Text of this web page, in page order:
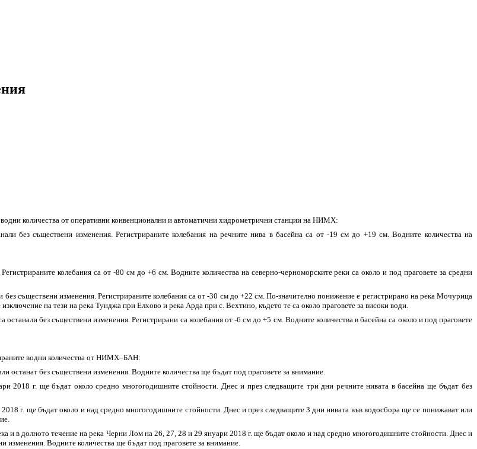
количества от оперативни конвенционални и автоматични хидрометрични станции на НИМХ:
без съществени изменения. Регистрираните колебания на речните нива в басейна са от -19 см до +19 см. Водните количества на
колебания са от -80 см до +6 см. Водните количества на северно-черноморските реки са около и под праговете за средни
съществени изменения. Регистрираните колебания са от -30 см до +22 см. По-значително понижение е регистрирано на река Мочурица
на тези на река Тунджа при Елхово и река Арда при с. Вехтино, където те са около праговете за високи води.
без съществени изменения. Регистрирани са колебания от -6 см до +5 см. Водните количества в басейна са около и под праговете
водни количества от НИМХ–БАН:
останат без съществени изменения. Водните количества ще бъдат под праговете за внимание.
2018 г. ще бъдат около средно многогодишните стойности. Днес и през следващите три дни речните нивата в басейна ще бъдат без
г. ще бъдат около и над средно многогодишните стойности. Днес и през следващите 3 дни нивата във водосбора ще се понижават или
и в долното течение на река Черни Лом на 26, 27, 28 и 29 януари 2018 г. ще бъдат около и над средно многогодишните стойности. Днес и
Водните количества ще бъдат под праговете за внимание.